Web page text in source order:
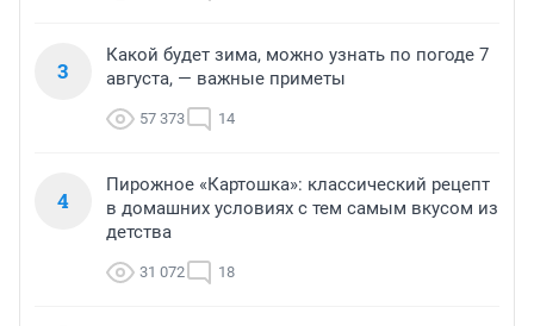
3
Какой будет зима, можно узнать по погоде 7
августа, — важные приметы
57 373 14
4
Пирожное «Картошка»: классический рецепт
в домашних условиях с тем самым вкусом из
детства
31 072 18